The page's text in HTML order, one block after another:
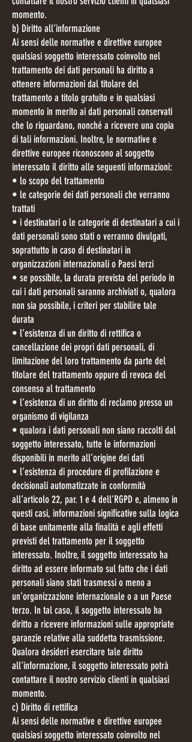
momento.
b) Diritto all’informazione
Ai sensi delle normative e direttive europee
qualsiasi soggetto interessato coinvolto nel
trattamento dei dati personali ha diritto a
ottenere informazioni dal titolare del
trattamento a titolo gratuito e in qualsiasi
momento in merito ai dati personali conservati
che lo riguardano, nonché a ricevere una copia
di tali informazioni. Inoltre, le normative e
direttive europee riconoscono al soggetto
interessato il diritto alle seguenti informazioni:
• lo scopo del trattamento
• le categorie dei dati personali che verranno
trattati
• i destinatari o le categorie di destinatari a cui i
dati personali sono stati o verranno divulgati,
soprattutto in caso di destinatari in
organizzazioni internazionali o Paesi terzi
• se possibile, la durata prevista del periodo in
cui i dati personali saranno archiviati o, qualora
non sia possibile, i criteri per stabilire tale
durata
• l’esistenza di un diritto di rettifica o
cancellazione dei propri dati personali, di
limitazione del loro trattamento da parte del
titolare del trattamento oppure di revoca del
consenso al trattamento
• l’esistenza di un diritto di reclamo presso un
organismo di vigilanza
• qualora i dati personali non siano raccolti dal
soggetto interessato, tutte le informazioni
disponibili in merito all’origine dei dati
• l’esistenza di procedure di profilazione e
decisionali automatizzate in conformità
all’articolo 22, par. 1 e 4 dell’RGPD e, almeno in
questi casi, informazioni significative sulla logica
di base unitamente alla finalità e agli effetti
previsti del trattamento per il soggetto
interessato. Inoltre, il soggetto interessato ha
diritto ad essere informato sul fatto che i dati
personali siano stati trasmessi o meno a
un’organizzazione internazionale o a un Paese
terzo. In tal caso, il soggetto interessato ha
diritto a ricevere informazioni sulle appropriate
garanzie relative alla suddetta trasmissione.
Qualora desideri esercitare tale diritto
all’informazione, il soggetto interessato potrà
contattare il nostro servizio clienti in qualsiasi
momento.
c) Diritto di rettifica
Ai sensi delle normative e direttive europee
qualsiasi soggetto interessato coinvolto nel